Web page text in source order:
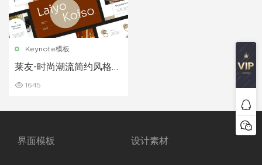
Keynote模板
莱友-时尚潮流简约风格时
1645
界面模板 设计素材